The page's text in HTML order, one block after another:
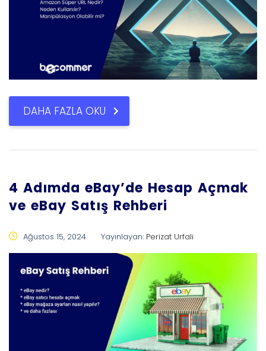
DAHA FAZLA OKU
4 Adımda eBay’de Hesap Açmak
ve eBay Satış Rehberi
Ağustos 15, 2024 Yayınlayan: Perizat Urfali